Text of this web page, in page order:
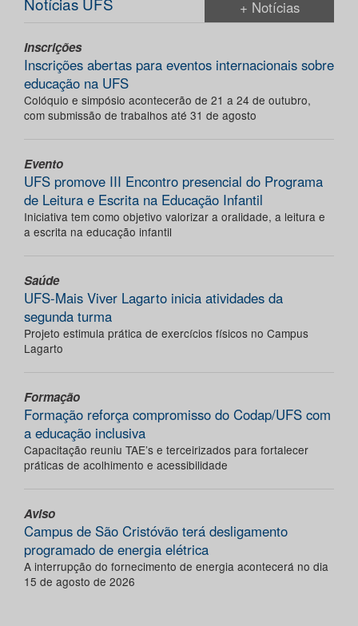
+ Notícias
Inscrições
Inscrições abertas para eventos internacionais sobre
educação na UFS
Colóquio e simpósio acontecerão de 21 a 24 de outubro,
com submissão de trabalhos até 31 de agosto
Evento
UFS promove III Encontro presencial do Programa
de Leitura e Escrita na Educação Infantil
Iniciativa tem como objetivo valorizar a oralidade, a leitura e
a escrita na educação infantil
Saúde
UFS-Mais Viver Lagarto inicia atividades da
segunda turma
Projeto estimula prática de exercícios físicos no Campus
Lagarto
Formação
Formação reforça compromisso do Codap/UFS com
a educação inclusiva
Capacitação reuniu TAE’s e terceirizados para fortalecer
práticas de acolhimento e acessibilidade
Aviso
Campus de São Cristóvão terá desligamento
programado de energia elétrica
A interrupção do fornecimento de energia acontecerá no dia
15 de agosto de 2026